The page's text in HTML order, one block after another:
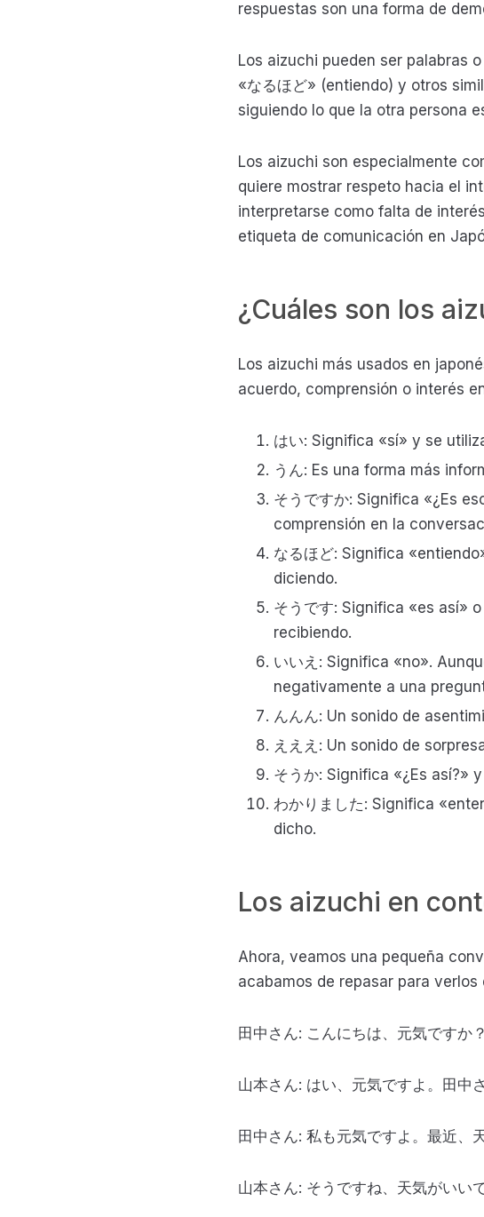
respuestas son una forma de
Los aizuchi pueden ser palabras
«なるほど» (entiendo) y otros
siguiendo lo que la otra persona
Los aizuchi son especialmente
quiere mostrar respeto hacia el
interpretarse como falta de
etiqueta de comunicación en
¿Cuáles son los
Los aizuchi más usados en
acuerdo, comprensión o interés
はい: Significa «sí» y se
うん: Es una forma más
そうですか: Significa «¿Es
comprensión en la
なるほど: Significa
diciendo.
そうです: Significa «es así»
recibiendo.
いいえ: Significa «no».
negativamente a una
んんん: Un sonido de
えええ: Un sonido de
そうか: Significa «¿Es así?»
わかりました: Significa
dicho.
Los aizuchi en
Ahora, veamos una pequeña
acabamos de repasar para verlos
田中さん: こんにちは、元気ですか？
山本さん: はい、元気ですよ。田中
田中さん: 私も元気ですよ。最近、
山本さん: そうですね、天気がいいで